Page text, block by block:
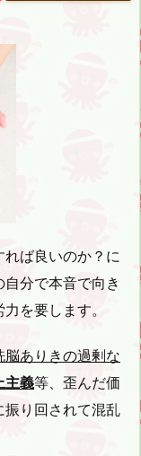
ば良いのか？に
分で本音で向き
を要します。
脳ありきの過剰な
主義等、歪んだ価
り回されて混乱